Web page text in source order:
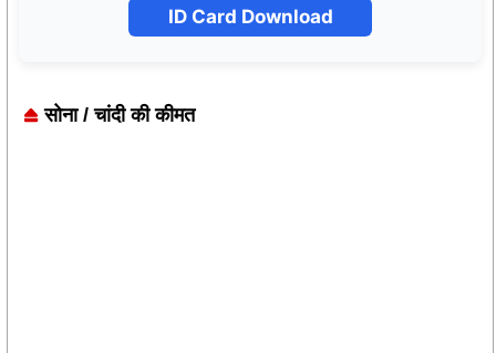
ID Card Download
सोना / चांदी की कीमत